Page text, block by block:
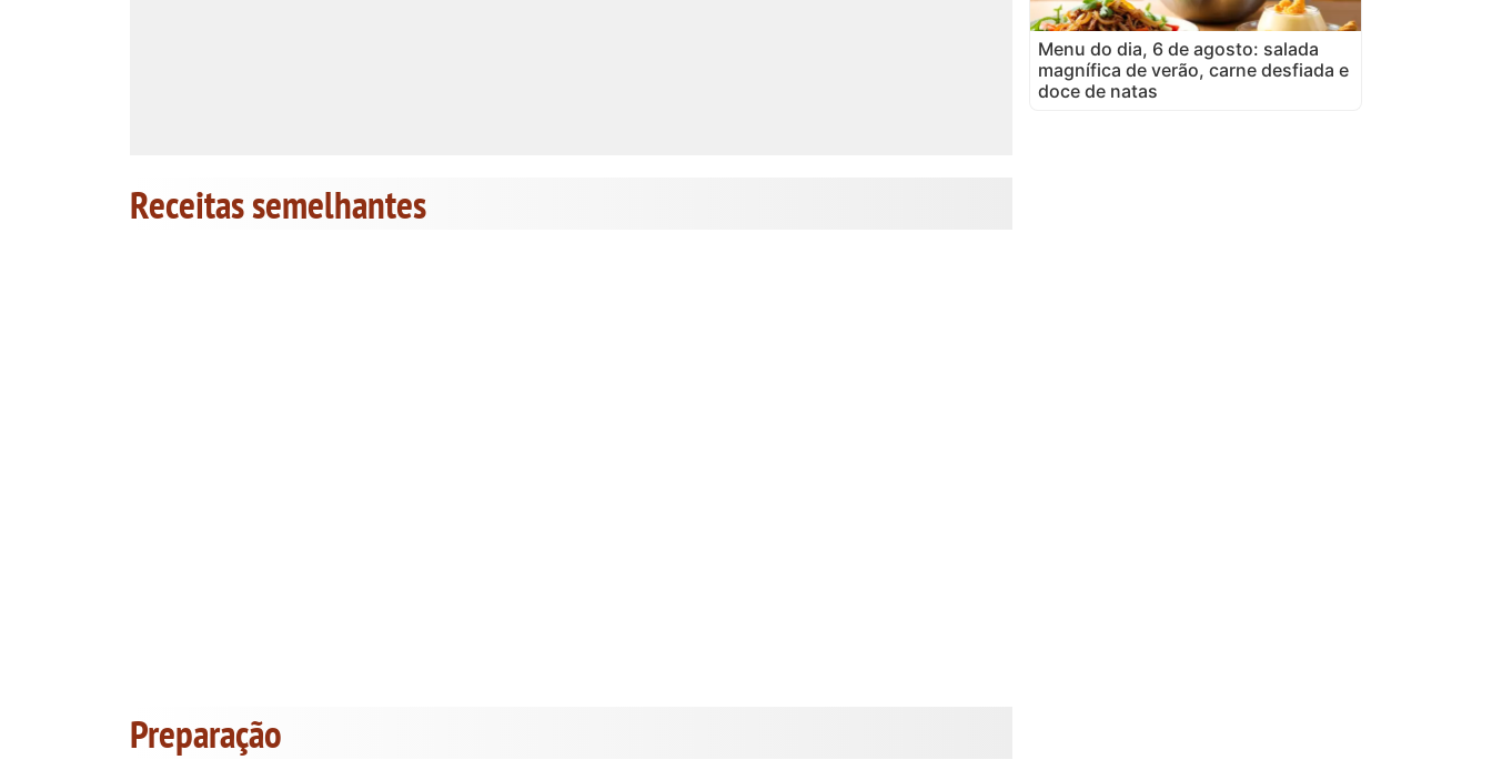
Receitas semelhantes
Preparação
Menu do dia, 6 de agosto: salada
magnífica de verão, carne desfiada e
doce de natas